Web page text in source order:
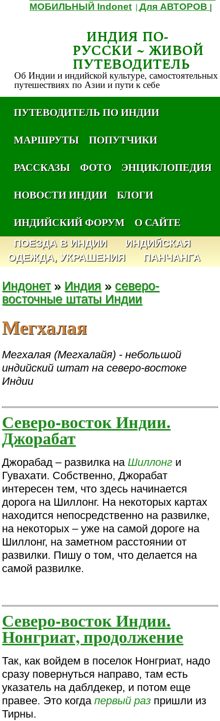
МОБИЛЬНЫЙ Indonet |Для АВТОРОВ
ИНДИЯ ПО-
РУССКИ ~ ЖИВОЙ
ПУТЕВОДИТЕЛЬ
Об Индии и индийской культуре, самостоятельных
путешествиях по Азии и пути к себе
ПУТЕВОДИТЕЛЬ ПО ИНДИИ
МАРШРУТЫ
ПОПУТЧИКИ
РАССКАЗЫ
ФОТО
ЭНЦИКЛОПЕДИЯ
НОВОСТИ ИНДИИ
БЛОГИ
ИНДИЙСКИЙ ФОРУМ
О САЙТЕ
ПОЕЗДА В ИНДИИ
ИНДИЙСКАЯ
ОДЕЖДА, УКРАШЕНИЯ
ПАНЧАНГА
Индонет» Индия » северо-
восточные штаты Индии
Мегхалая
Мегхалая (Мегхалайя) - небольшой
индийский штат на северо-востоке
Индии
Северо-восток Индии.
Джорабат
Джорабад – развилка наШиллонг и
Гувахати. Собственно, Джорабат
интересен тем, что здесь начинается
дорога на Шиллонг. На некоторых картах
находится непосредственно на развилке,
на некоторых – уже на самой дороге на
Шиллонг, на заметном расстоянии от
развилки. Пишу о том, что делается на
самой развилке.
Северо-восток Индии.
Нонгриат, продолжение
Так, как войдем в поселок Нонгриат, надо
сразу повернуться направо, там есть
указатель на даблдекер, и потом еще
правее. Это когдапервый раз пришли из
Тирны.